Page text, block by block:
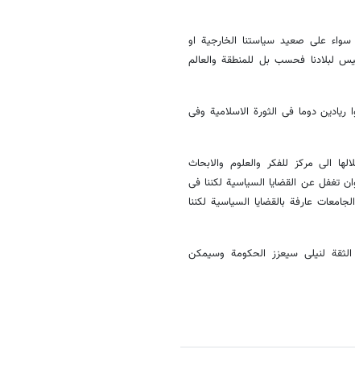
علی صعید سیاستنا الخارجیة او
لبلادنا فحسب بل للمنطقة والعالم
دوما فی الثورة الاسلامیة وفی
الی مرکز للفکر والعلوم والابحاث
تغفل عن القضایا السیاسیة لکننا فی
عارفة بالقضایا السیاسیة لکننا
لنیلی سیعزز الحکومة وسیمکن